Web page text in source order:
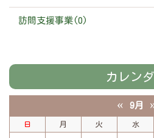
訪問支援事業(0)
カレン
« 9月
日 月 火 水